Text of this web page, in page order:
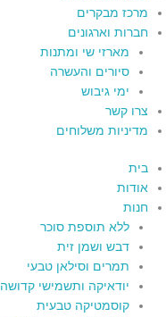
מרכז מבקרים
חברות וארגונים
מארזי שי ומתנות
סיורים והעשרה
ימי גיבוש
צרו קשר
מדיניות משלוחים
בית
אודות
חנות
ללא תוספת סוכר
דבש ושמן זית
תמרים וסילאן טבעי
יודאיקה ותשמישי קדושה
קוסמטיקה טבעית